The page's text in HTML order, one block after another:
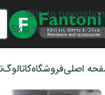
Skip to navigation
Skip to main content
اصلیفروشگاهکاتالوگ